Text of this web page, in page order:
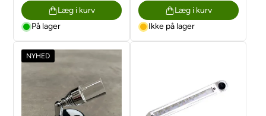
Læg i kurv
På lager
Læg i kurv
Ikke på lager
NYHED